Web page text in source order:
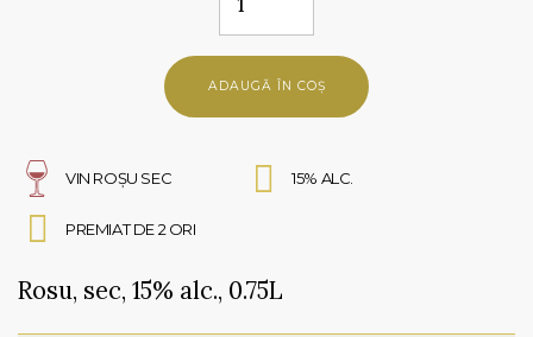
ADAUGĂ ÎN COȘ
VIN ROȘU SEC 15% ALC.
PREMIAT DE 2 ORI
Rosu, sec, 15% alc., 0.75L